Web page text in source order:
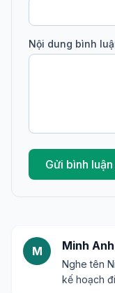
Nội dung bình
Gửi bình luận
M Minh Anh
Nghe tên
kế hoạch